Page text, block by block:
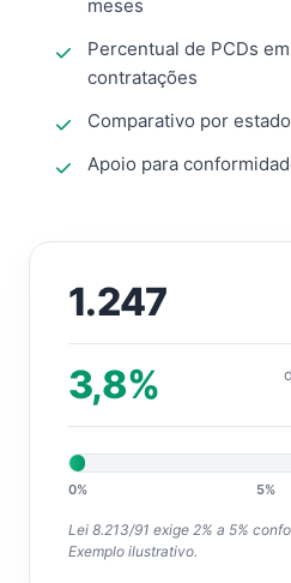
meses
Percentual de PCDs
contratações
Comparativo por
Apoio para
1.247
3,8%
0% 5%
Lei 8.213/91 exige 2% a 5%
Exemplo ilustrativo.